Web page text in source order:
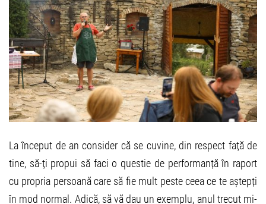
La început de an consider că se cuvine, din respect față de
tine, să-ți propui să faci o questie de performanță în raport
cu propria persoană care să fie mult peste ceea ce te aștepți
în mod normal. Adică, să vă dau un exemplu, anul trecut mi-